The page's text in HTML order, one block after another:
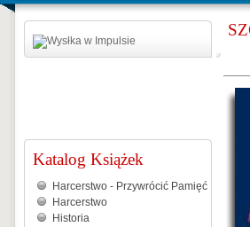
Katalog Książek
Harcerstwo - Przywrócić Pamięć
Harcerstwo
Historia